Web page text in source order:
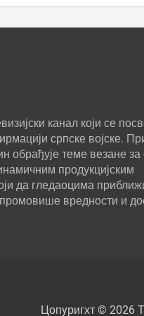
канал који се
српске војске.
обрађује теме везане за
продукцијским
да гледаоцима
вредности и
Цопyригхт © 2026